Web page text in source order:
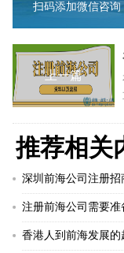
扫码添加微信咨询
上一篇
推荐相关
深圳前海公司注册
注册前海公司需要
香港人到前海发展